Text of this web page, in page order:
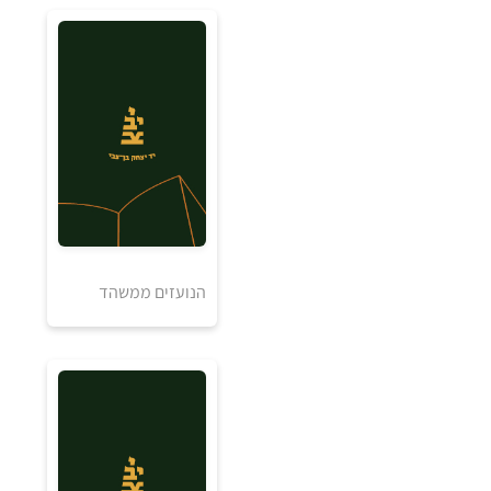
₪
הנועזים ממשהד